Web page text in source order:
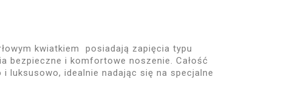
kwiatkiem posiadają zapięcia typu
bezpieczne i komfortowe noszenie. Całość
luksusowo, idealnie nadając się na specjalne